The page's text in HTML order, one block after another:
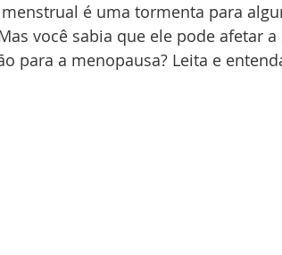
Premium COPI
é uma tormenta para
você sabia que ele pode afetar
para a menopausa? Leita e